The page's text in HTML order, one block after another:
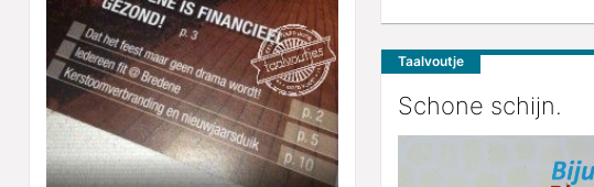
Taalvoutje
Schone schijn.